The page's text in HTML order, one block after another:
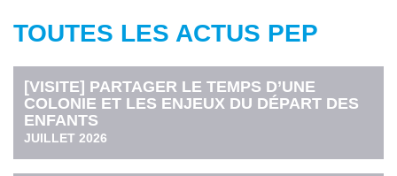
TOUTES LES ACTUS PEP
[VISITE] PARTAGER LE TEMPS D’UNE
COLONIE ET LES ENJEUX DU DÉPART DES
ENFANTS
JUILLET 2026